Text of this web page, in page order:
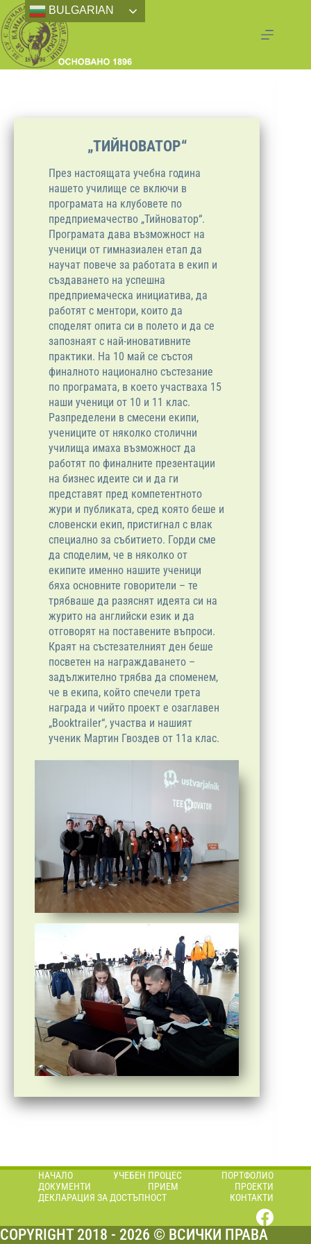
„ТИЙНОВАТОР“
През настоящата учебна година
нашето училище се включи в
програмата на клубовете по
предприемачество „Тийноватор“.
Програмата дава възможност на
ученици от гимназиален етап да
научат повече за работата в екип и
създаването на успешна
предприемаческа инициатива, да
работят с ментори, които да
споделят опита си в полето и да се
запознаят с най-иновативните
практики. На 10 май се състоя
финалното национално състезание
по програмата, в което участваха 15
наши ученици от 10 и 11 клас.
Разпределени в смесени екипи,
учениците от няколко столични
училища имаха възможност да
работят по финалните презентации
на бизнес идеите си и да ги
представят пред компетентното
жури и публиката, сред която беше и
словенски екип, пристигнал с влак
специално за събитието. Горди сме
да споделим, че в няколко от
екипите именно нашите ученици
бяха основните говорители – те
трябваше да разяснят идеята си на
журито на английски език и да
отговорят на поставените въпроси.
Краят на състезателният ден беше
посветен на награждаването –
задължително трябва да споменем,
че в екипа, който спечели трета
награда и чийто проект е озаглавен
„Booktrailer“, участва и нашият
ученик Мартин Гвоздев от 11а клас.
НАЧАЛО УЧЕБЕН ПРОЦЕС
ПОРТФОЛИО
ДОКУМЕНТИ
ПРИЕМ
ПРОЕКТИ
ДЕКЛАРАЦИЯ ЗА ДОСТЪПНОСТ
КОНТАКТИ
COPYRIGHT 2018 - 2026 © ВСИЧКИ ПРАВА
BULGARIAN